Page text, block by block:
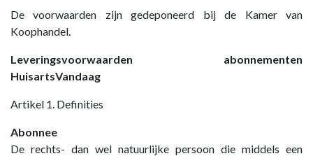
De voorwaarden zijn gedeponeerd bij de Kamer van
Koophandel.
Leveringsvoorwaarden abonnementen
HuisartsVandaag
Artikel 1. Definities
Abonnee
De rechts- dan wel natuurlijke persoon die middels een